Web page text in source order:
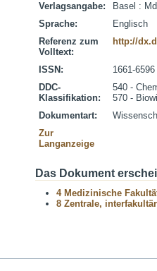
Verlagsangabe:
Basel :
Sprache:
Englisch
Referenz zum
Volltext:
http://
ISSN:
1661-6596
DDC-
Klassifikation:
540 -
570 -
Dokumentart:
Zur
Langanzeige
Das Dokument
4 Medizinische
8 Zentrale,